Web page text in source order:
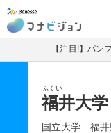
マナビ
【注目!】パン
ふくい
福井大学
国立大学 福井